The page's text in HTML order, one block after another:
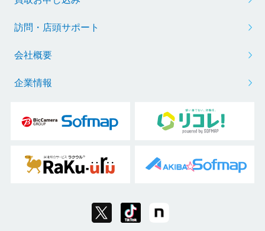
訪問・店頭サポート
会社概要
企業情報